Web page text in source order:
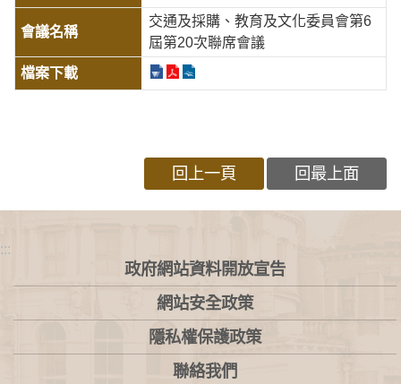
交通及採購、教育及文化委員會第6
屆第20次聯席會議
回上一頁 回最上面
:::
政府網站資料開放宣告
網站安全政策
隱私權保護政策
聯絡我們